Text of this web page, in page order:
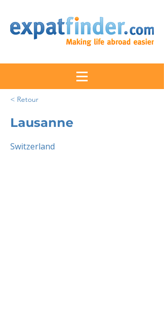
< Retour
Lausanne
Switzerland